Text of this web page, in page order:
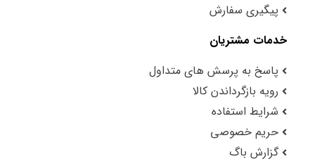
پیگیری سفارش
خدمات مشتریان
پاسخ به پرسش های متداول
رویه بازگرداندن کالا
شرایط استفاده
حریم خصوصی
گزارش باگ